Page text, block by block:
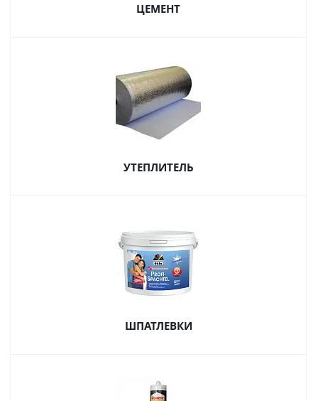
ЦЕМЕНТ
УТЕПЛИТЕЛЬ
ШПАТЛЕВКИ